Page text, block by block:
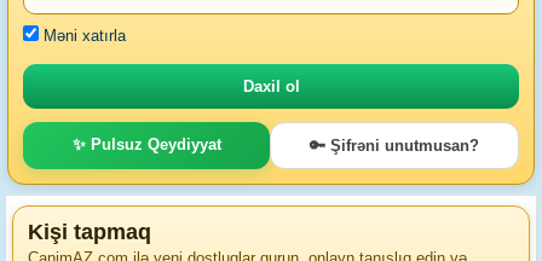
Məni xatırla
✨ Pulsuz Qeydiyyat 🔑 Şifrəni unutmusan?
Kişi tapmaq